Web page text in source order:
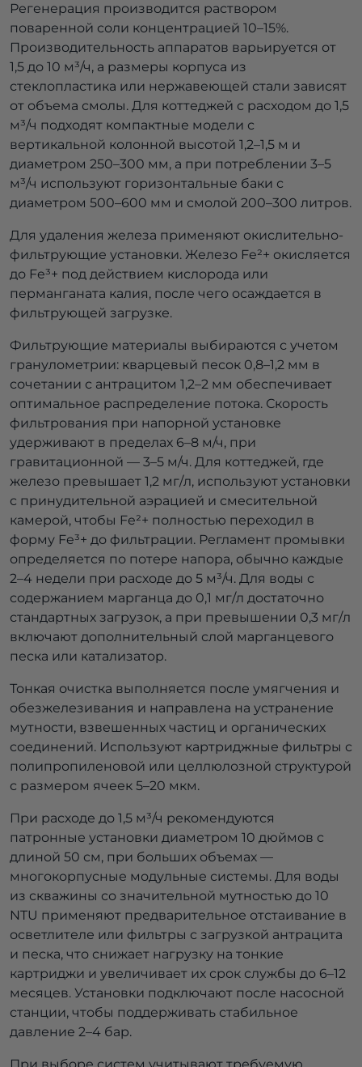
Регенерация производится раствором
поваренной соли концентрацией 10–15%.
Производительность аппаратов варьируется от
1,5 до 10 м³/ч, а размеры корпуса из
стеклопластика или нержавеющей стали зависят
от объема смолы. Для коттеджей с расходом до 1,5
м³/ч подходят компактные модели с
вертикальной колонной высотой 1,2–1,5 м и
диаметром 250–300 мм, а при потреблении 3–5
м³/ч используют горизонтальные баки с
диаметром 500–600 мм и смолой 200–300 литров.
Для удаления железа применяют окислительно-
фильтрующие установки. Железо Fe²+ окисляется
до Fe³+ под действием кислорода или
перманганата калия, после чего осаждается в
фильтрующей загрузке.
Фильтрующие материалы выбираются с учетом
гранулометрии: кварцевый песок 0,8–1,2 мм в
сочетании с антрацитом 1,2–2 мм обеспечивает
оптимальное распределение потока. Скорость
фильтрования при напорной установке
удерживают в пределах 6–8 м/ч, при
гравитационной — 3–5 м/ч. Для коттеджей, где
железо превышает 1,2 мг/л, используют установки
с принудительной аэрацией и смесительной
камерой, чтобы Fe²+ полностью переходил в
форму Fe³+ до фильтрации. Регламент промывки
определяется по потере напора, обычно каждые
2–4 недели при расходе до 5 м³/ч. Для воды с
содержанием марганца до 0,1 мг/л достаточно
стандартных загрузок, а при превышении 0,3 мг/л
включают дополнительный слой марганцевого
песка или катализатор.
Тонкая очистка выполняется после умягчения и
обезжелезивания и направлена на устранение
мутности, взвешенных частиц и органических
соединений. Используют картриджные фильтры с
полипропиленовой или целлюлозной структурой
с размером ячеек 5–20 мкм.
При расходе до 1,5 м³/ч рекомендуются
патронные установки диаметром 10 дюймов с
длиной 50 см, при больших объемах —
многокорпусные модульные системы. Для воды
из скважины со значительной мутностью до 10
NTU применяют предварительное отстаивание в
осветлителе или фильтры с загрузкой антрацита
и песка, что снижает нагрузку на тонкие
картриджи и увеличивает их срок службы до 6–12
месяцев. Установки подключают после насосной
станции, чтобы поддерживать стабильное
давление 2–4 бар.